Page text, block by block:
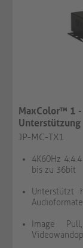
MaxColor™ 1
Unterstützung
JP-MC-TX1
4K60Hz
bis zu 36bit
Unterstützt
Audioformate
Image